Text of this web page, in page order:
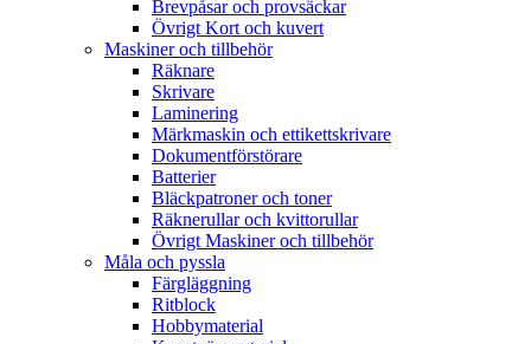
Brevpåsar och provsäckar
Övrigt Kort och kuvert
Maskiner och tillbehör
Räknare
Skrivare
Laminering
Märkmaskin och ettikettskrivare
Dokumentförstörare
Batterier
Bläckpatroner och toner
Räknerullar och kvittorullar
Övrigt Maskiner och tillbehör
Måla och pyssla
Färgläggning
Ritblock
Hobbymaterial